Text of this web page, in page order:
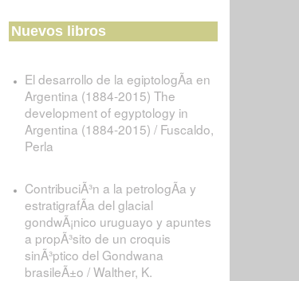
Nuevos libros
El desarrollo de la egiptologÃ­a en
Argentina (1884-2015) The
development of egyptology in
Argentina (1884-2015) / Fuscaldo,
Perla
ContribuciÃ³n a la petrologÃ­a y
estratigrafÃ­a del glacial
gondwÃ¡nico uruguayo y apuntes
a propÃ³sito de un croquis
sinÃ³ptico del Gondwana
brasileÃ±o / Walther, K.